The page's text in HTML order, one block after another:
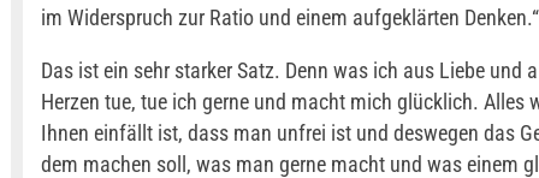
im Widerspruch zur Ratio und einem aufgeklärten Denken.“
Das ist ein sehr starker Satz. Denn was ich aus Liebe und
Herzen tue, tue ich gerne und macht mich glücklich. Alles
Ihnen einfällt ist, dass man unfrei ist und deswegen das
dem machen soll, was man gerne macht und was einem